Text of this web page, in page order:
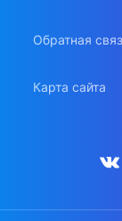
Обратная
Карта сайта